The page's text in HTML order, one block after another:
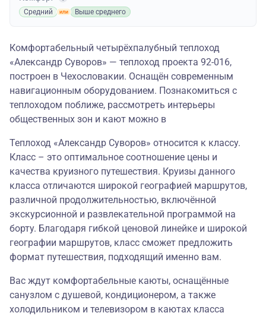
Средний Выше среднего
Комфортабельный четырёхпалубный теплоход
«Александр Суворов» — теплоход проекта 92-016,
построен в Чехословакии. Оснащён современным
навигационным оборудованием. Познакомиться с
теплоходом поближе, рассмотреть интерьеры
общественных зон и кают можно в
Теплоход «Александр Суворов» относится к классу.
Класс – это оптимальное соотношение цены и
качества круизного путешествия. Круизы данного
класса отличаются широкой географией маршрутов,
различной продолжительностью, включённой
экскурсионной и развлекательной программой на
борту. Благодаря гибкой ценовой линейке и широкой
географии маршрутов, класс сможет предложить
формат путешествия, подходящий именно вам.
Вас ждут комфортабельные каюты, оснащённые
санузлом с душевой, кондиционером, а также
холодильником и телевизором в каютах класса